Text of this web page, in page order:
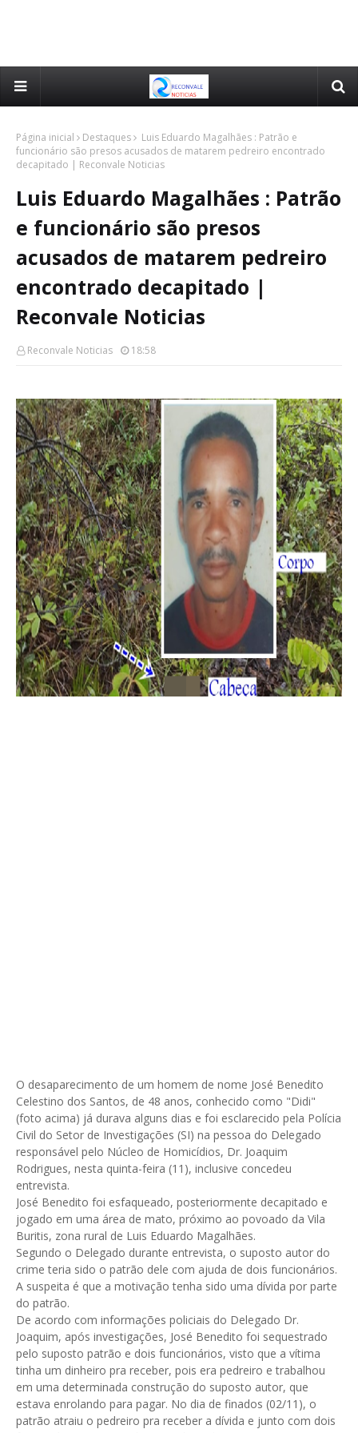
Página inicial Destaques
Luis Eduardo Magalhães : Patrão e
funcionário são presos acusados de matarem pedreiro encontrado
decapitado | Reconvale Noticias
Luis Eduardo Magalhães : Patrão
e funcionário são presos
acusados de matarem pedreiro
encontrado decapitado |
Reconvale Noticias
Reconvale Noticias 18:58
O desaparecimento de um homem de nome José Benedito
Celestino dos Santos, de 48 anos, conhecido como "Didi"
(foto acima) já durava alguns dias e foi esclarecido pela Polícia
Civil do Setor de Investigações (SI) na pessoa do Delegado
responsável pelo Núcleo de Homicídios, Dr. Joaquim
Rodrigues, nesta quinta-feira (11), inclusive concedeu
entrevista.
José Benedito foi esfaqueado, posteriormente decapitado e
jogado em uma área de mato, próximo ao povoado da Vila
Buritis, zona rural de Luis Eduardo Magalhães.
Segundo o Delegado durante entrevista, o suposto autor do
crime teria sido o patrão dele com ajuda de dois funcionários.
A suspeita é que a motivação tenha sido uma dívida por parte
do patrão.
De acordo com informações policiais do Delegado Dr.
Joaquim, após investigações, José Benedito foi sequestrado
pelo suposto patrão e dois funcionários, visto que a vítima
tinha um dinheiro pra receber, pois era pedreiro e trabalhou
em uma determinada construção do suposto autor, que
estava enrolando para pagar. No dia de finados (02/11), o
patrão atraiu o pedreiro pra receber a dívida e junto com dois